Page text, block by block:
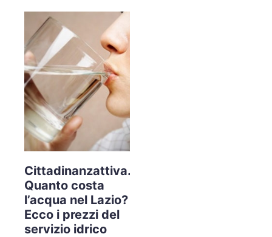
Cittadinanzattiva.
Quanto costa
l’acqua nel Lazio?
Ecco i prezzi del
servizio idrico